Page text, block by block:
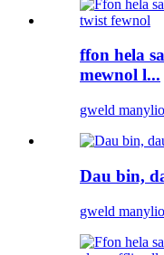
ffon hela
mewnol l...
gweld
Dau bin,
gweld